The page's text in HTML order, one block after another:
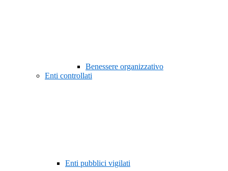
Benessere organizzativo
Enti controllati
Enti pubblici vigilati